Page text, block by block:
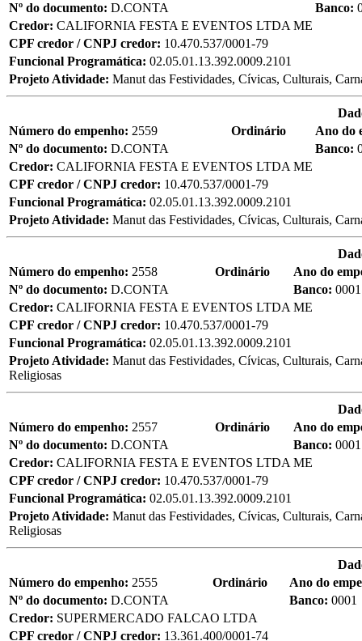
Nº do documento: D.CONTA Banco:
Credor: CALIFORNIA FESTA E EVENTOS LTDA ME
CPF credor / CNPJ credor: 10.470.537/0001-79
Funcional Programática: 02.05.01.13.392.0009.2101
Projeto Atividade: Manut das Festividades, Cívicas, Culturais,
Número do empenho: 2559 Ordinário
Ano do
Nº do documento: D.CONTA Banco:
Credor: CALIFORNIA FESTA E EVENTOS LTDA ME
CPF credor / CNPJ credor: 10.470.537/0001-79
Funcional Programática: 02.05.01.13.392.0009.2101
Projeto Atividade: Manut das Festividades, Cívicas, Culturais,
Número do empenho: 2558 Ordinário
Ano do
Nº do documento: D.CONTA Banco: 0001
Credor: CALIFORNIA FESTA E EVENTOS LTDA ME
CPF credor / CNPJ credor: 10.470.537/0001-79
Funcional Programática: 02.05.01.13.392.0009.2101
Projeto Atividade: Manut das Festividades, Cívicas, Culturais,
Religiosas
Número do empenho: 2557 Ordinário
Ano do
Nº do documento: D.CONTA Banco: 0001
Credor: CALIFORNIA FESTA E EVENTOS LTDA ME
CPF credor / CNPJ credor: 10.470.537/0001-79
Funcional Programática: 02.05.01.13.392.0009.2101
Projeto Atividade: Manut das Festividades, Cívicas, Culturais,
Religiosas
Número do empenho: 2555 Ordinário
Ano do
Nº do documento: D.CONTA Banco: 0001
Credor: SUPERMERCADO FALCAO LTDA
CPF credor / CNPJ credor: 13.361.400/0001-74